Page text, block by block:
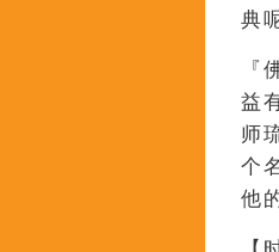
典
『
益
师
个
他